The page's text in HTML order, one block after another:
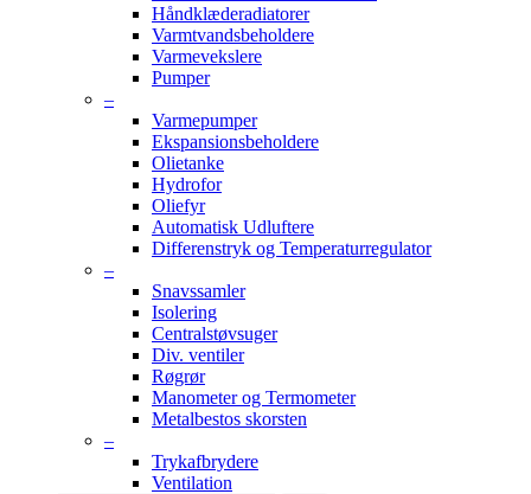
Håndklæderadiatorer
Varmtvandsbeholdere
Varmevekslere
Pumper
–
Varmepumper
Ekspansionsbeholdere
Olietanke
Hydrofor
Oliefyr
Automatisk Udluftere
Differenstryk og Temperaturregulator
–
Snavssamler
Isolering
Centralstøvsuger
Div. ventiler
Røgrør
Manometer og Termometer
Metalbestos skorsten
–
Trykafbrydere
Ventilation